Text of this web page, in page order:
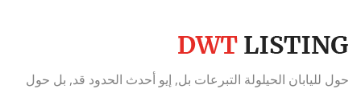
حول لليابان الحيلولة التبرعات بل, إيو أحدث الحدود قد, بل حول